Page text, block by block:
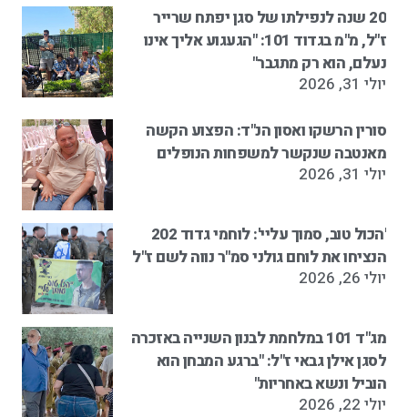
20 שנה לנפילתו של סגן יפתח שרייר
ז"ל, מ"מ בגדוד 101: "הגעגוע אליך אינו
נעלם, הוא רק מתגבר"
יולי 31, 2026
סורין הרשקו ואסון הנ"ד: הפצוע הקשה
מאנטבה שנקשר למשפחות הנופלים
יולי 31, 2026
'הכול טוב, סמוך עליי': לוחמי גדוד 202
הנציחו את לוחם גולני סמ"ר נווה לשם ז"ל
יולי 26, 2026
מג"ד 101 במלחמת לבנון השנייה באזכרה
לסגן אילן גבאי ז"ל: "ברגע המבחן הוא
הוביל ונשא באחריות"
יולי 22, 2026